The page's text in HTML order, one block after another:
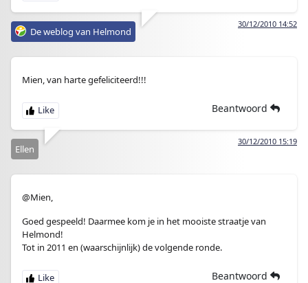
30/12/2010 14:52
De weblog van Helmond
Mien, van harte gefeliciteerd!!!
Beantwoord
30/12/2010 15:19
Ellen
@Mien,
Goed gespeeld! Daarmee kom je in het mooiste straatje van
Helmond!
Tot in 2011 en (waarschijnlijk) de volgende ronde.
Beantwoord